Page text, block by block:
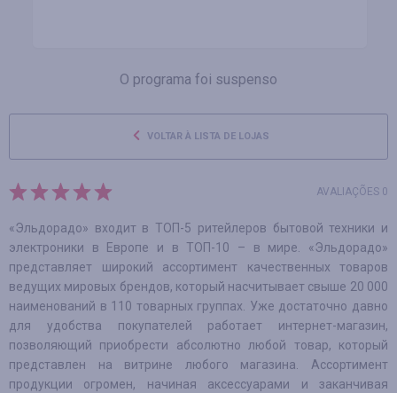
O programa foi suspenso
VOLTAR À LISTA DE LOJAS
AVALIAÇÕES 0
«Эльдорадо» входит в ТОП-5 ритейлеров бытовой техники и
электроники в Европе и в ТОП-10 – в мире. «Эльдорадо»
представляет широкий ассортимент качественных товаров
ведущих мировых брендов, который насчитывает свыше 20 000
наименований в 110 товарных группах. Уже достаточно давно
для удобства покупателей работает интернет-магазин,
позволяющий приобрести абсолютно любой товар, который
представлен на витрине любого магазина. Ассортимент
продукции огромен, начиная аксессуарами и заканчивая